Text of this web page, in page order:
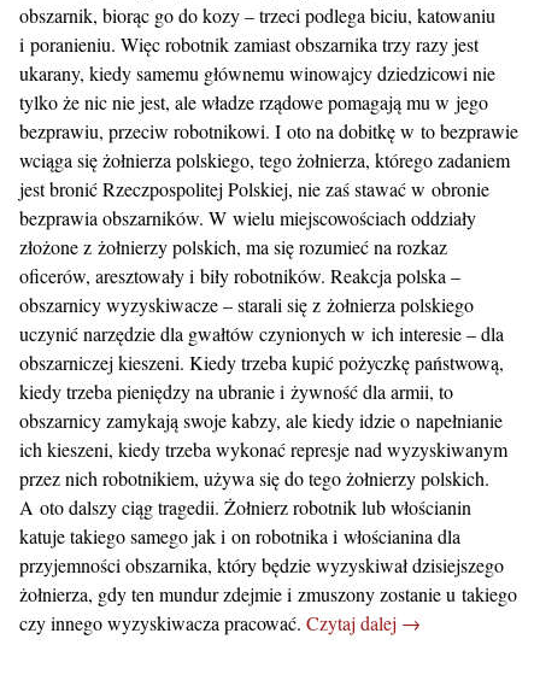
obszarnik, biorąc go do kozy – trzeci podlega biciu, katowaniu
i poranieniu. Więc robotnik zamiast obszarnika trzy razy jest
ukarany, kiedy samemu głównemu winowajcy dziedzicowi nie
tylko że nic nie jest, ale władze rządowe pomagają mu w jego
bezprawiu, przeciw robotnikowi. I oto na dobitkę w to bezprawie
wciąga się żołnierza polskiego, tego żołnierza, którego zadaniem
jest bronić Rzeczpospolitej Polskiej, nie zaś stawać w obronie
bezprawia obszarników. W wielu miejscowościach oddziały
złożone z żołnierzy polskich, ma się rozumieć na rozkaz
oficerów, aresztowały i biły robotników. Reakcja polska –
obszarnicy wyzyskiwacze – starali się z żołnierza polskiego
uczynić narzędzie dla gwałtów czynionych w ich interesie – dla
obszarniczej kieszeni. Kiedy trzeba kupić pożyczkę państwową,
kiedy trzeba pieniędzy na ubranie i żywność dla armii, to
obszarnicy zamykają swoje kabzy, ale kiedy idzie o napełnianie
ich kieszeni, kiedy trzeba wykonać represje nad wyzyskiwanym
przez nich robotnikiem, używa się do tego żołnierzy polskich.
A oto dalszy ciąg tragedii. Żołnierz robotnik lub włościanin
katuje takiego samego jak i on robotnika i włościanina dla
przyjemności obszarnika, który będzie wyzyskiwał dzisiejszego
żołnierza, gdy ten mundur zdejmie i zmuszony zostanie u takiego
czy innego wyzyskiwacza pracować. Czytaj dalej →